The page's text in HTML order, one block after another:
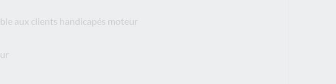
aux clients handicapés moteur